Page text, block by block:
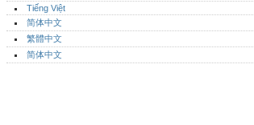
Tiếng Việt
简体中文
繁體中文
简体中文